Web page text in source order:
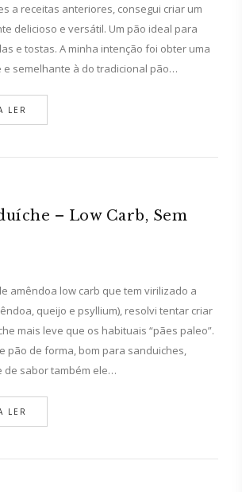
a receitas anteriores, consegui criar um
delicioso e versátil. Um pão ideal para
e tostas. A minha intenção foi obter uma
e semelhante à do tradicional pão…
LER
– Low Carb, Sem
amêndoa low carb que tem virilizado a
queijo e psyllium), resolvi tentar criar
mais leve que os habituais “pães paleo”.
pão de forma, bom para sanduiches,
de sabor também ele…
LER